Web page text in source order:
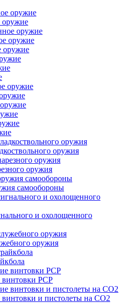
оружие
оружие
оружия
оружия
самообороны
и охолощенного
оружия
PCP
и пистолеты на CO2